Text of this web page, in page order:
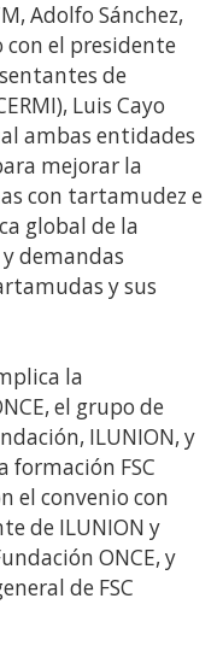
Adolfo Sánchez,
el presidente
de
Luis Cayo
ambas entidades
mejorar la
con tartamudez e
global de la
demandas
y sus
la
el grupo de
ILUNION, y
formación FSC
el convenio con
de ILUNION y
ONCE, y
de FSC